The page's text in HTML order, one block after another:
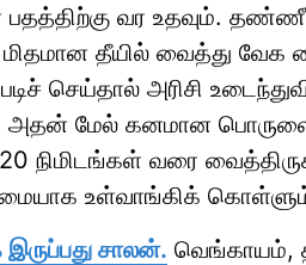
பதத்திற்கு வர உதவும்.
தீயில் வைத்து
செய்தால் அரிசி
அதன் மேல் கனமான
நிமிடங்கள் வரை
உள்வாங்கிக்
சாலன். வெங்காயம்,